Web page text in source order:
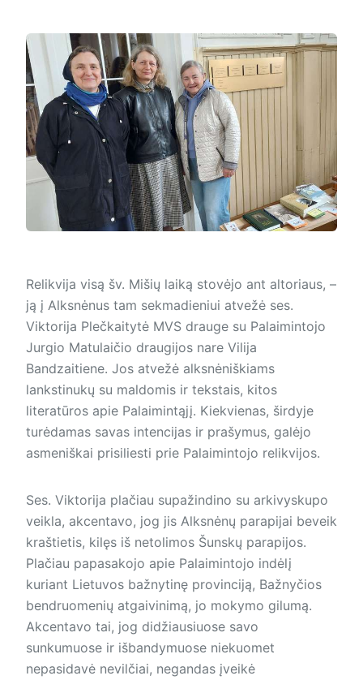
Relikvija visą šv. Mišių laiką stovėjo ant altoriaus, –
ją į Alksnėnus tam sekmadieniui atvežė ses.
Viktorija Plečkaitytė MVS drauge su Palaimintojo
Jurgio Matulaičio draugijos nare Vilija
Bandzaitiene. Jos atvežė alksnėniškiams
lankstinukų su maldomis ir tekstais, kitos
literatūros apie Palaimintąjį. Kiekvienas, širdyje
turėdamas savas intencijas ir prašymus, galėjo
asmeniškai prisiliesti prie Palaimintojo relikvijos.
Ses. Viktorija plačiau supažindino su arkivyskupo
veikla, akcentavo, jog jis Alksnėnų parapijai beveik
kraštietis, kilęs iš netolimos Šunskų parapijos.
Plačiau papasakojo apie Palaimintojo indėlį
kuriant Lietuvos bažnytinę provinciją, Bažnyčios
ben­druo­me­nių atgaivinimą, jo mokymo gilumą.
Akcentavo tai, jog didžiausiuose savo
sunkumuose ir išbandymuose niekuomet
nepasidavė nevilčiai, negandas įveikė